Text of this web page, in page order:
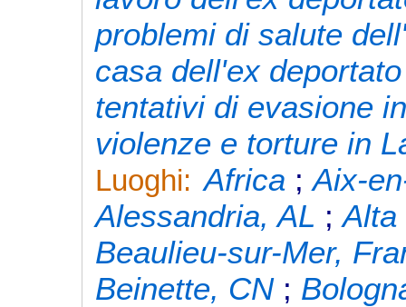
problemi di salute
casa dell'ex deportato
tentativi di evasione
violenze e torture in
Luoghi: Africa ;Aix-
Alessandria, AL ;Alta
Beaulieu-sur-Mer,
Beinette, CN;